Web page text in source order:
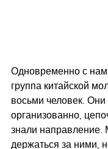
Одновременно с
группа китайской
восьми человек.
организованно,
знали
держаться за ними,